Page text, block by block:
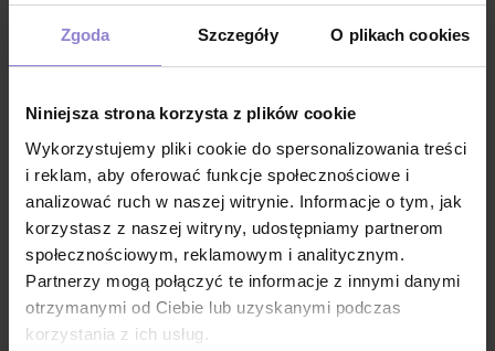
Zgoda Szczegóły O plikach cookies
Niniejsza strona korzysta z plików cookie
Wykorzystujemy pliki cookie do spersonalizowania treści
i reklam, aby oferować funkcje społecznościowe i
analizować ruch w naszej witrynie. Informacje o tym, jak
korzystasz z naszej witryny, udostępniamy partnerom
społecznościowym, reklamowym i analitycznym.
Partnerzy mogą połączyć te informacje z innymi danymi
otrzymanymi od Ciebie lub uzyskanymi podczas
korzystania z ich usług.
oddziały szpitalne
ochraniacze na buty do laboratorium
ochraniacze na buty dla personelu
ochraniacze na buty do domów opieki i hospicjum
ochraniacze na buty do salonów medycyny
estetycznej
ochraniacze na buty do ośrodków rehabilitacji,
podczas terapii i zabiegów pacjenta
ochraniacze na buty do aptek
ochraniacze na buty by zachować czystość i